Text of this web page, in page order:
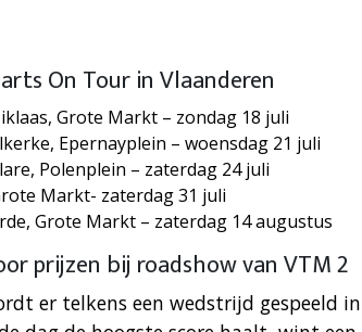
On Tour in Vlaanderen
Grote Markt – zondag 18 juli
Epernayplein – woensdag 21 juli
Polenplein – zaterdag 24 juli
Markt- zaterdag 31 juli
Grote Markt – zaterdag 14 augustus
prijzen bij roadshow van VTM 2
er telkens een wedstrijd gespeeld